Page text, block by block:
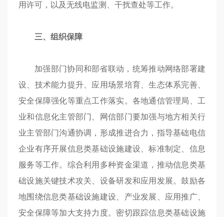
用许可，以及无线电监测、干扰查处等工作。
三、组织保障
加强部门协同和部省联动，统筹推动网络部署建
设、技术能力提升、应用场景培育、生态体系完善、
安全保障强化等重点工作落实。各地通信管理局、工
业和信息化主管部门、网信部门要加强与地方相关行
业主管部门沟通协调，形成推进合力，指导基础电信
企业有序开展信息类基础设施建设、标准制定、信息
服务等工作。综合利用多种资金渠道，推动信息类基
础设施关键技术攻关、设备研发和应用发展。鼓励各
地围绕信息类基础设施建设、产业发展、应用推广、
安全保障等加大支持力度。密切跟踪信息类基础设施